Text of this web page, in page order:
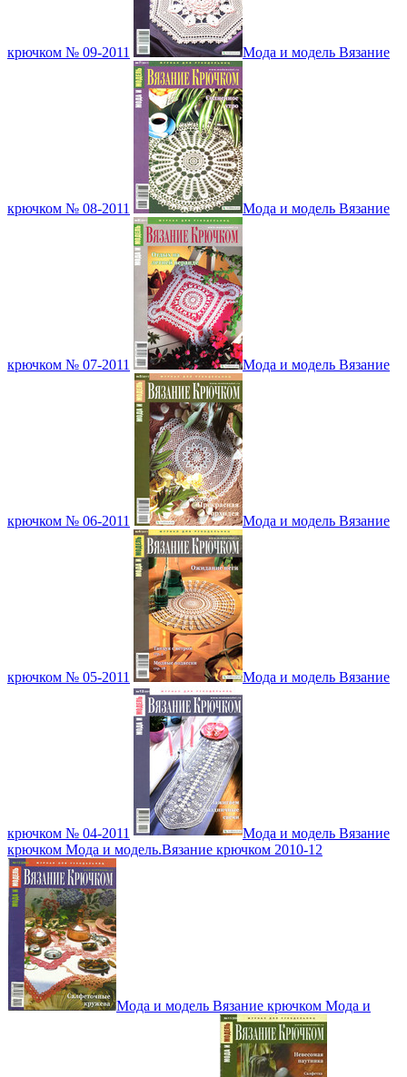
крючком № 09-2011 Мода и модель Вязание
крючком № 08-2011 Мода и модель Вязание
крючком № 07-2011 Мода и модель Вязание
крючком № 06-2011 Мода и модель Вязание
крючком № 05-2011 Мода и модель Вязание
крючком № 04-2011
Мода и модель Вязание
крючком Мода и модель.Вязание крючком 2010-12
Мода и модель Вязание крючком Мода и